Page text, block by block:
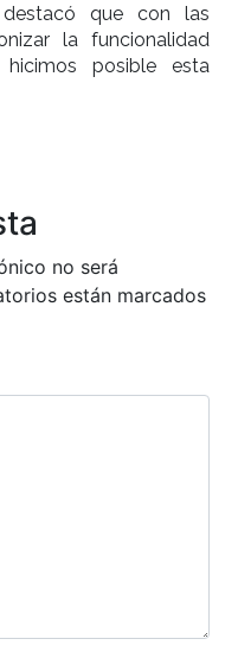
destacó que con las
la funcionalidad
posible esta
no será
están marcados